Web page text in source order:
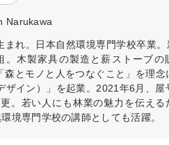
Narukawa
まれ。日本自然環境専門学校卒業
。木製家具の製造と薪ストーブの
森とモノと人をつなぐこと」を理念
ザイン）」を起業。2021年6月、屋
。若い人にも林業の魅力を伝える
境専門学校の講師としても活躍。